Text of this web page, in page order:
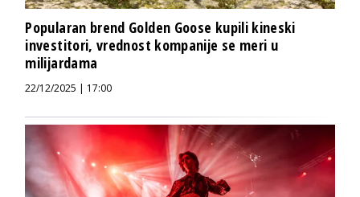
Popularan brend Golden Goose kupili kineski
investitori, vrednost kompanije se meri u
milijardama
22/12/2025 | 17:00